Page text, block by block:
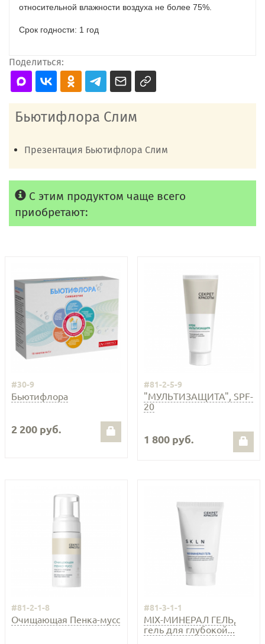
относительной влажности воздуха не более 75%.
Срок годности: 1 год
Поделиться:
Бьютифлора Слим
Презентация Бьютифлора Слим
С этим продуктом чаще всего
приобретают:
#30-9
Бьютифлора
2 200 руб.
#81-2-5-9
"МУЛЬТИЗАЩИТА", SPF-
20
1 800 руб.
#81-2-1-8
Очищающая Пенка-мусс
#81-3-1-1
MIX-МИНЕРАЛ ГЕЛЬ,
гель для глубокой...